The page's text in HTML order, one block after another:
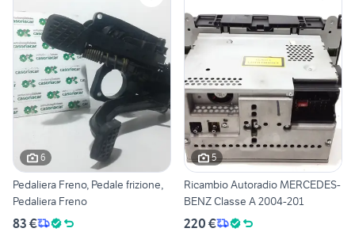
6
Pedaliera Freno, Pedale frizione,
Pedaliera Freno
83 €
5
Ricambio Autoradio MERCEDES-
BENZ Classe A 2004-201
220 €